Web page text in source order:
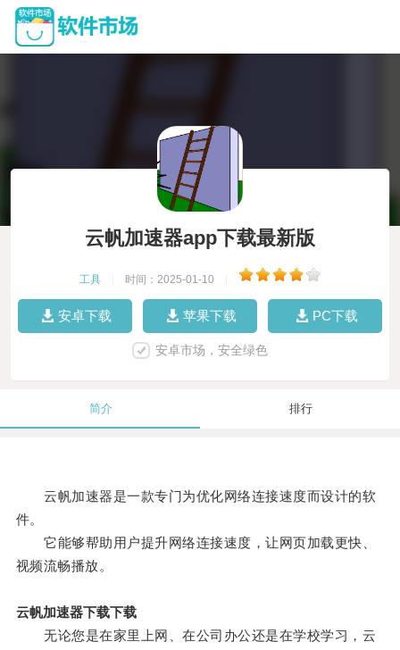
云帆加速器app下载最新版
工具 时间：2025-01-10
安卓下载 苹果下载 PC下载
安卓市场，安全绿色
简介 排行
云帆加速器是一款专门为优化网络连接速度而设计的软
件。
它能够帮助用户提升网络连接速度，让网页加载更快、
视频流畅播放。
云帆加速器下载下载
无论您是在家里上网、在公司办公还是在学校学习，云